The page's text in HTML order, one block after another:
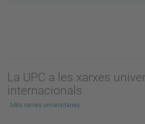
La UPC a les xarxes
internacionals
Més xarxes universitàries